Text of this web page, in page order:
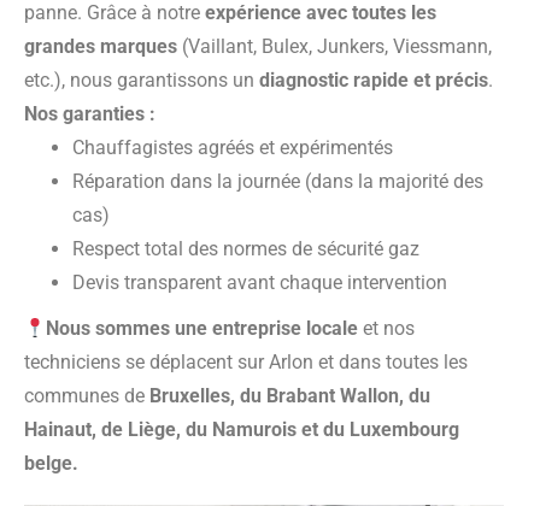
panne. Grâce à notre expérience avec toutes les
grandes marques (Vaillant, Bulex, Junkers, Viessmann,
etc.), nous garantissons un diagnostic rapide et précis.
Nos garanties :
Chauffagistes agréés et expérimentés
Réparation dans la journée (dans la majorité des
cas)
Respect total des normes de sécurité gaz
Devis transparent avant chaque intervention
Nous sommes une entreprise locale et nos
techniciens se déplacent sur Arlon et dans toutes les
communes de Bruxelles, du Brabant Wallon, du
Hainaut, de Liège, du Namurois et du Luxembourg
belge.